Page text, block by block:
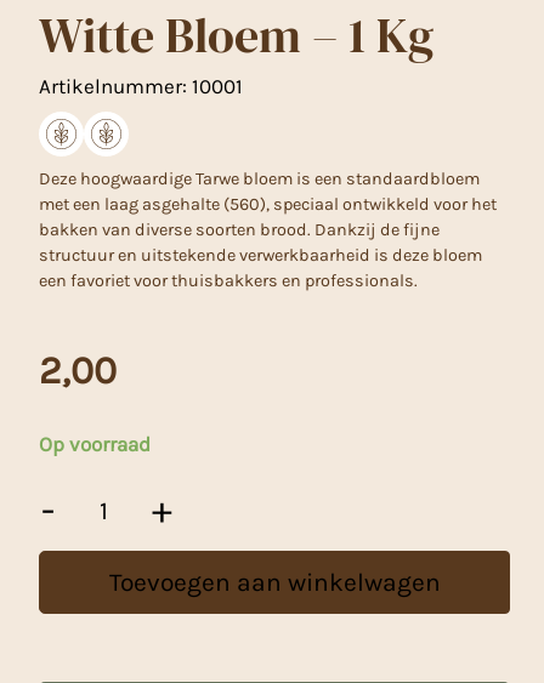
Witte Bloem – 1 Kg
Artikelnummer: 10001
Deze hoogwaardige Tarwe bloem is een standaardbloem
met een laag asgehalte (560), speciaal ontwikkeld voor het
bakken van diverse soorten brood. Dankzij de fijne
structuur en uitstekende verwerkbaarheid is deze bloem
een favoriet voor thuisbakkers en professionals.
2,00
Op voorraad
-
Bloem
1
aantal
+
Toevoegen aan winkelwagen